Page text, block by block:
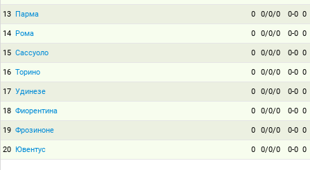
13 Парма 0 0/0/0 0-0 0
14 Рома 0 0/0/0 0-0 0
15 Сассуоло 0 0/0/0 0-0 0
16 Торино 0 0/0/0 0-0 0
17 Удинезе 0 0/0/0 0-0 0
18 Фиорентина 0 0/0/0 0-0 0
19 Фрозиноне 0 0/0/0 0-0 0
20 Ювентус 0 0/0/0 0-0 0